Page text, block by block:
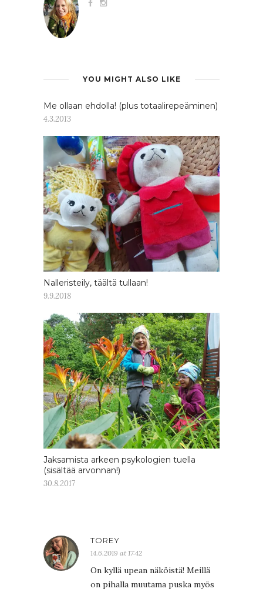
YOU MIGHT ALSO LIKE
Me ollaan ehdolla! (plus totaalirepeäminen)
4.3.2013
Nalleristeily, täältä tullaan!
9.9.2018
Jaksamista arkeen psykologien tuella
(sisältää arvonnan!)
30.8.2017
TOREY
14.6.2019 at 17:42
On kyllä upean näköistä! Meillä
on pihalla muutama puska myös